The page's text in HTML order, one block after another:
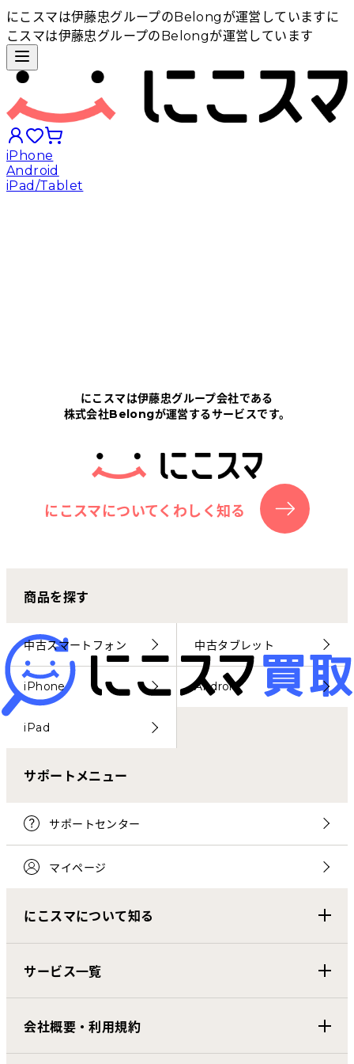
にこスマは伊藤忠グループのBelongが運営しています に
こスマは伊藤忠グループのBelongが運営しています
iPhone
Android
iPad/Tablet
にこスマについて
サポートセンター
お客さまの声
にこスマ通信
マイページ
にこスマは伊藤忠グループ会社である
株式会社Belongが運営するサービスです。
にこスマについてくわしく知る
商品を探す
中古スマートフォン 中古タブレット
iPhone Android
iPad
サポートメニュー
サポートセンター
マイページ
にこスマについて知る
サービス一覧
会社概要・利用規約